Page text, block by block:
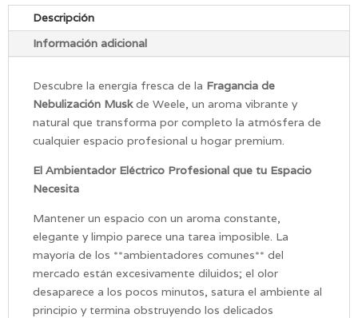
Descripción
Información adicional
Descubre la energía fresca de la Fragancia de
Nebulización Muskde Weele, un aroma vibrante y
natural que transforma por completo la atmósfera de
cualquier espacio profesional u hogar premium.
El Ambientador Eléctrico Profesional que tu Espacio
Necesita
Mantener un espacio con un aroma constante,
elegante y limpio parece una tarea imposible. La
mayoría de los **ambientadores comunes** del
mercado están excesivamente diluidos; el olor
desaparece a los pocos minutos, satura el ambiente al
principio y termina obstruyendo los delicados